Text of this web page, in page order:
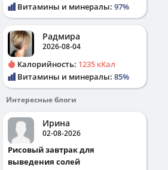
Витамины и минералы: 97%
Радмира
2026-08-04
Калорийность: 1235 кКал
Витамины и минералы: 85%
Интересные блоги
Ирина
02-08-2026
Рисовый завтрак для
выведения солей